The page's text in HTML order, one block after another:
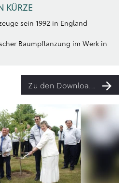
KÜRZE
sein 1992 in England
Baumpflanzung im Werk in
Zu den Downloads